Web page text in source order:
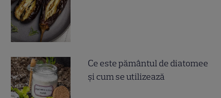
Ce este pământul de diatomee
și cum se utilizează